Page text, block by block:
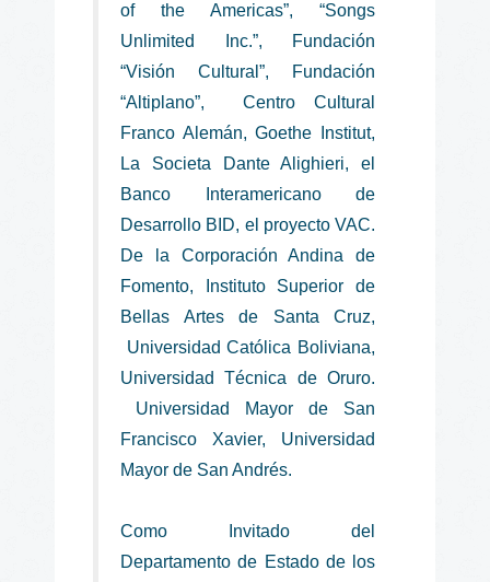
of the Americas”, “Songs
Unlimited Inc.”, Fundación
“Visión Cultural”, Fundación
“Altiplano”, Centro Cultural
Franco Alemán, Goethe Institut,
La Societa Dante Alighieri, el
Banco Interamericano de
Desarrollo BID, el proyecto VAC.
De la Corporación Andina de
Fomento, Instituto Superior de
Bellas Artes de Santa Cruz,
Universidad Católica Boliviana,
Universidad Técnica de Oruro.
Universidad Mayor de San
Francisco Xavier, Universidad
Mayor de San Andrés.
Como Invitado del
Departamento de Estado de los